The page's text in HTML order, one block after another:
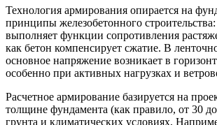
Технология армирования опирается на
принципы железобетонного строительства:
выполняет функции сопротивления
как бетон компенсирует сжатие. В
основное напряжение возникает в
особенно при активных нагрузках и
Расчетное армирование базируется на
толщине фундамента (как правило, от 30
грунта и климатических условиях.